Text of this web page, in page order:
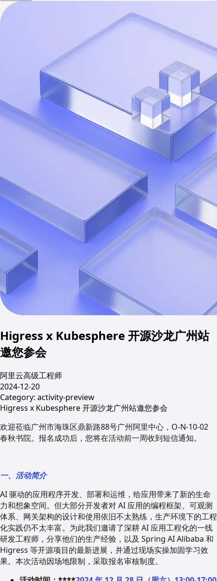
Higress x Kubesphere 开源沙龙广州站
邀您参会
阿里云高级工程师
2024-12-20
Category: activity-preview
Higress x Kubesphere 开源沙龙广州站邀您参会
欢迎莅临广州市海珠区鼎新路88号广州阿里中心，O-N-10-02
春秋书院。报名成功后，您将在活动前一周收到短信通知。
一、活动简介
AI 驱动的应用程序开发、部署和运维，给应用带来了新的生命
力和想象空间。但大部分开发者对 AI 应用的编程框架、可观测
体系、网关架构的设计和使用依旧不太熟练，生产环境下的工程
化实践仍不太丰富。为此我们邀请了深耕 AI 应用工程化的一线
研发工程师，分享他们的生产经验，以及 Spring AI Alibaba 和
Higress 等开源项目的最新进展，并通过现场实操加固学习效
果。本次活动因场地限制，采取报名审核制度。